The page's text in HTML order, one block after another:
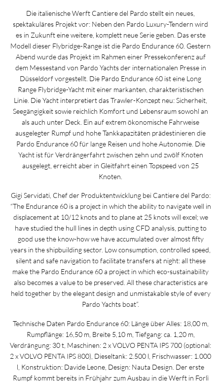
Die italienische Werft Cantiere del Pardo stellt ein neues,
spektakuläres Projekt vor: Neben den Pardo Luxury-Tendern wird
es in Zukunft eine weitere, komplett neue Serie geben. Das erste
Modell dieser Flybridge-Range ist die Pardo Endurance 60. Gestern
Abend wurde das Projekt im Rahmen einer Pressekonferenz auf
dem Messestand von Pardo Yachts der internationalen Presse in
Düsseldorf vorgestellt. Die Pardo Endurance 60 ist eine Long
Range Flybridge-Yacht mit einer markanten, charakteristischen
Linie. Die Yacht interpretiert das Trawler-Konzept neu: Sicherheit,
Seegängigkeit sowie reichlich Komfort und Lebensraum sowohl an
als auch unter Deck. Ein auf extrem ökonomische Fahrweise
ausgelegter Rumpf und hohe Tankkapazitäten prädestinieren die
Pardo Endurance 60 für lange Reisen und hohe Autonomie. Die
Yacht ist für Verdrängerfahrt zwischen zehn und zwölf Knoten
ausgelegt, erreicht aber in Gleitfahrt einen Topspeed von 25
Knoten.
Gigi Servidati, Chef der Produktentwicklung bei Cantiere del Pardo:
“The Endurance 60 is a project in which the ability to navigate well in
displacement at 10/12 knots and to plane at 25 knots will excel; we
have studied the hull lines in depth using CFD analysis, putting to
good use the know-how we have accumulated over almost fifty
years in the shipbuilding sector. Low consumption, controlled speed,
silent and safe navigation to facilitate transfers at night: all these
make the Pardo Endurance 60 a project in which eco-sustainability
also becomes a value to be preserved. All these characteristics are
held together by the elegant design and unmistakable style of every
Pardo Yachts boat”.
Technische Daten Pardo Endurance 60: Länge über Alles: 18,00 m,
Rumpflänge: 16,50 m, Breite 5,10 m, Tiefgang: ca. 1,20 m,
Verdrängung: 30 t, Maschinen: 2 x VOLVO PENTA IPS 700 (optional:
2 x VOLVO PENTA IPS 800), Dieseltank: 2.500 l, Frischwasser: 1.000
l, Konstruktion: Davide Leone, Design: Nauta Design. Der erste
Rumpf kommt bereits in Frühjahr zum Ausbau in die Werft in Forlì